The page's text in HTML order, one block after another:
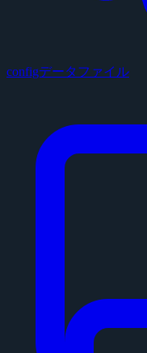
configデータファイル